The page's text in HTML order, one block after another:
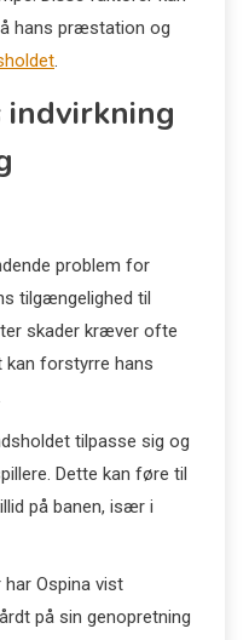
hans præstation og
.
indvirkning
problem for
tilgængelighed til
skader kræver ofte
kan forstyrre hans
tilpasse sig og
Dette kan føre til
på banen, især i
Ospina vist
på sin genopretning